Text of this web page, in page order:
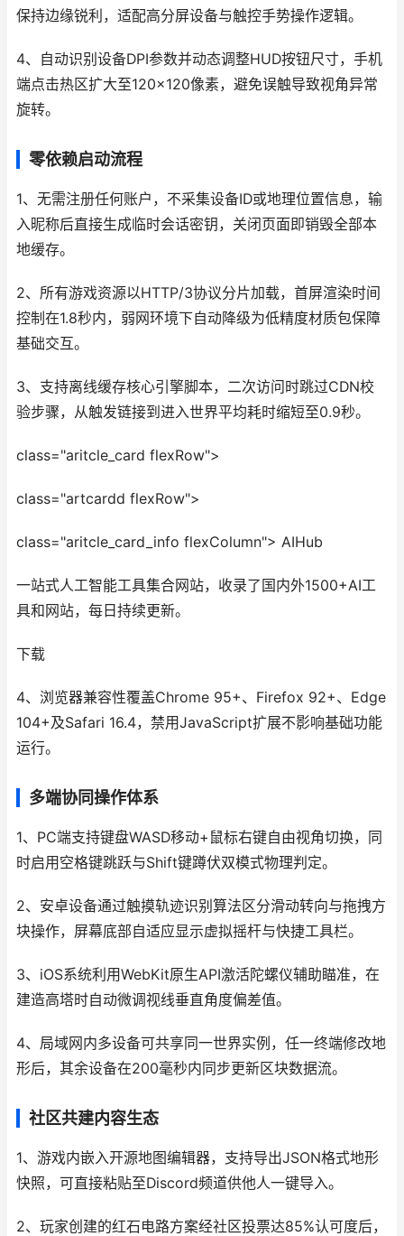
保持边缘锐利，适配高分屏设备与触控手势操作逻辑。
4、自动识别设备DPI参数并动态调整HUD按钮尺寸，手机
端点击热区扩大至120×120像素，避免误触导致视角异常
旋转。
零依赖启动流程
1、无需注册任何账户，不采集设备ID或地理位置信息，输
入昵称后直接生成临时会话密钥，关闭页面即销毁全部本
地缓存。
2、所有游戏资源以HTTP/3协议分片加载，首屏渲染时间
控制在1.8秒内，弱网环境下自动降级为低精度材质包保障
基础交互。
3、支持离线缓存核心引擎脚本，二次访问时跳过CDN校
验步骤，从触发链接到进入世界平均耗时缩短至0.9秒。
class="aritcle_card flexRow">
class="artcardd flexRow">
class="aritcle_card_info flexColumn"> AIHub
一站式人工智能工具集合网站，收录了国内外1500+AI工
具和网站，每日持续更新。
下载
4、浏览器兼容性覆盖Chrome 95+、Firefox 92+、Edge
104+及Safari 16.4，禁用JavaScript扩展不影响基础功能
运行。
多端协同操作体系
1、PC端支持键盘WASD移动+鼠标右键自由视角切换，同
时启用空格键跳跃与Shift键蹲伏双模式物理判定。
2、安卓设备通过触摸轨迹识别算法区分滑动转向与拖拽方
块操作，屏幕底部自适应显示虚拟摇杆与快捷工具栏。
3、iOS系统利用WebKit原生API激活陀螺仪辅助瞄准，在
建造高塔时自动微调视线垂直角度偏差值。
4、局域网内多设备可共享同一世界实例，任一终端修改地
形后，其余设备在200毫秒内同步更新区块数据流。
社区共建内容生态
1、游戏内嵌入开源地图编辑器，支持导出JSON格式地形
快照，可直接粘贴至Discord频道供他人一键导入。
2、玩家创建的红石电路方案经社区投票达85%认可度后，